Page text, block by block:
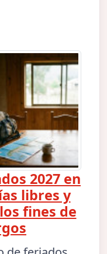
2027 en
libres y
fines de